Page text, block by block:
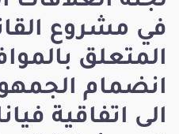
في مشروع
المتعلق
انضمام
الى اتفاقية